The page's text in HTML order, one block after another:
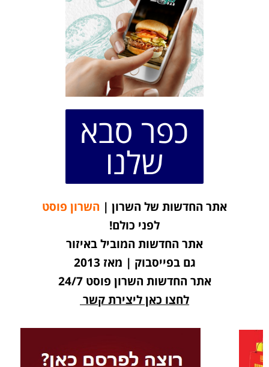
כפר סבא
שלנו
אתר החדשות של השרון | השרון פוסט
לפני כולם!
אתר החדשות המוביל באיזור
גם בפייסבוק | מאז 2013
אתר החדשות השרון פוסט 24/7
לחצו כאן ליצירת קשר